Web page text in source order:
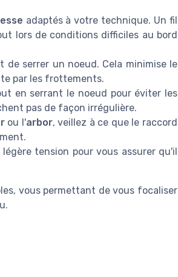
adaptés à votre technique. Un fil
lors de conditions difficiles au bord
de serrer un noeud. Cela minimise le
par les frottements.
en serrant le noeud pour éviter les
pas de façon irrégulière.
ou l'arbor, veillez à ce que le raccord
tension pour vous assurer qu'il
vous permettant de vous focaliser